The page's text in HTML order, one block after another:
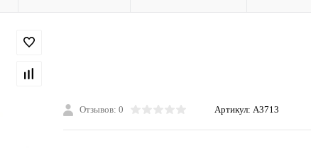
Отзывов: 0 Артикул: A3713